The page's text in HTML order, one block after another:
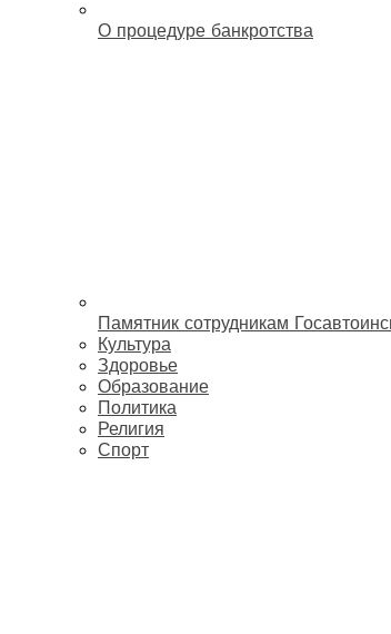
О процедуре банкротства
Памятник сотрудникам
Культура
Здоровье
Образование
Политика
Религия
Спорт